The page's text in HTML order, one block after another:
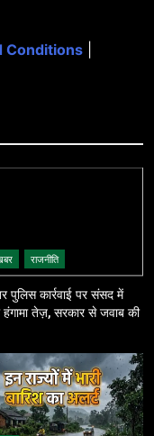
Conditions
राजनीति
पुलिस कार्रवाई पर संसद में
हंगामा तेज़, सरकार से जवाब की